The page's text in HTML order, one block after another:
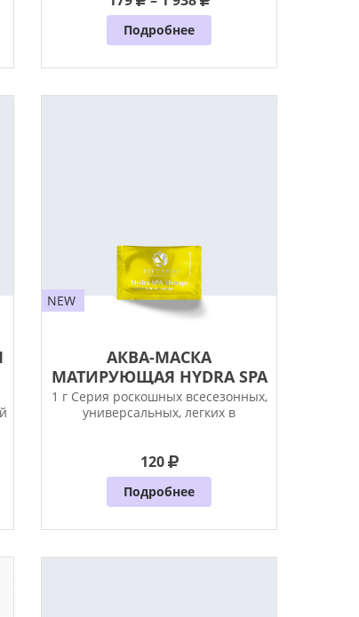
Подробнее
NEW
АКВА-МАСКА
МАТИРУЮЩАЯ HYDRA SPA
THERAPY, 1 Г.
1 г Серия роскошных всесезонных,
универсальных, легких в
120
Подробнее